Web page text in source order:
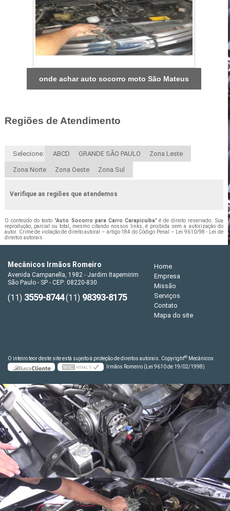
onde achar auto socorro moto São Mateus
Regiões de Atendimento
Selecione: ABCD GRANDE SÃO PAULO Zona Leste
Zona Norte Zona Oeste Zona Sul
Verifique as regiões que atendemos
O conteúdo do texto "Auto Socorro para Carro Carapicuíba" é de direito reservado. Sua
reprodução, parcial ou total, mesmo citando nossos links, é proibida sem a autorização do
autor. Crime de violação de direito autoral – artigo 184 do Código Penal – Lei 9610/98 - Lei de
direitos autorais.
Mecânicos Irmãos Romeiro
Avenida Campanella, 1982 - Jardim Itapemirim
São Paulo - SP - CEP: 08220-830
(11) 3559-8744(11) 98393-8175
Home
Empresa
Missão
Serviços
Contato
Mapa do site
O inteiro teor deste site está sujeito à proteção de direitos autorais. Copyright© Mecânicos
Irmãos Romeiro (Lei 9610 de 19/02/1998)